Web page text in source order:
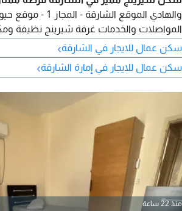
والهادي الموقع
المواصلات والخدمات غرفة شيرينج نظيفة
مرتبة، هادئة، ومناسبة للموظفين حمام
مجهز نظافة دورية المميزات جو هادئ ومريح
من البقالات والمطاعم الإيجار سعر مناسب
سكن عمال للايجار في الشارقة›
سكن عمال للايجار في إمارة الشارقة›
منذ 22 ساعة